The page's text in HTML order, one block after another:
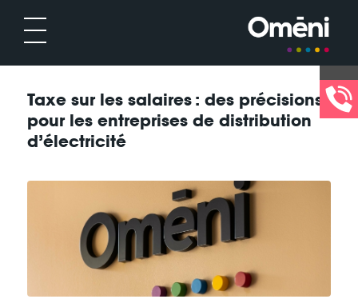
Taxe sur les salaires : des précisions
pour les entreprises de distribution
d’électricité